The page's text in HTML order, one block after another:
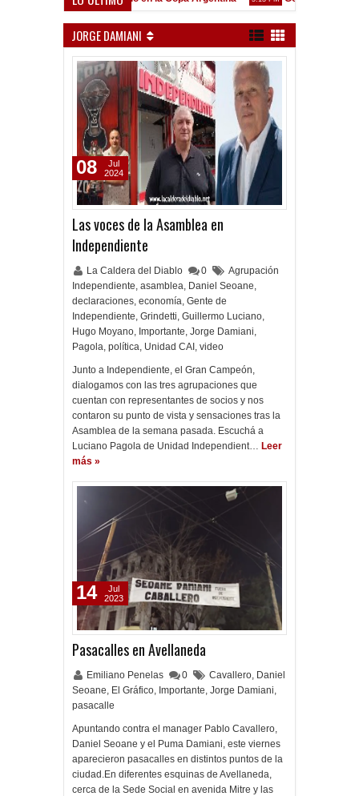
JORGE DAMIANI
Las voces de la Asamblea en
Independiente
La Caldera del Diablo 0
Agrupación
Independiente, asamblea, Daniel Seoane,
declaraciones, economía, Gente de
Independiente, Grindetti, Guillermo Luciano,
Hugo Moyano, Importante, Jorge Damiani,
Pagola, política, Unidad CAI , video
Junto a Independiente, el Gran Campeón,
dialogamos con las tres agrupaciones que
cuentan con representantes de socios y nos
contaron su punto de vista y sensaciones tras la
Asamblea de la semana pasada. Escuchá a
Luciano Pagola de Unidad Independient… Leer
más »
08
Jul
2024
Pasacalles en Avellaneda
Emiliano Penelas 0 Cavallero, Daniel
Seoane, El Gráfico, Importante, Jorge Damiani,
pasacalle
Apuntando contra el manager Pablo Cavallero,
Daniel Seoane y el Puma Damiani, este viernes
aparecieron pasacalles en distintos puntos de la
ciudad.En diferentes esquinas de Avellaneda,
cerca de la Sede Social en avenida Mitre y las
14
Jul
2023